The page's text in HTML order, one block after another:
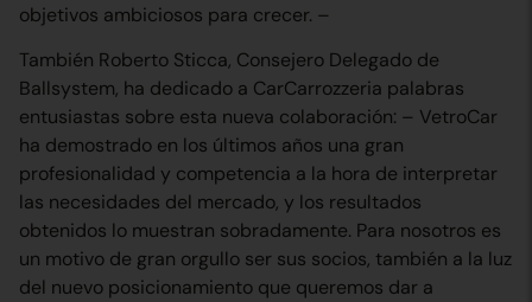
objetivos ambiciosos para crecer. –
También Roberto Sticca, Consejero Delegado de
Ballsystem, ha dedicado a CarCarrozzeria palabras
entusiastas sobre esta nueva colaboración: – VetroCar
ha demostrado en los últimos años una gran
profesionalidad y competencia a la hora de interpretar
las necesidades del mercado, y los resultados
obtenidos lo muestran sobradamente. Para nosotros es
un motivo de gran orgullo ser sus socios, también a la luz
del nuevo posicionamiento que queremos dar a